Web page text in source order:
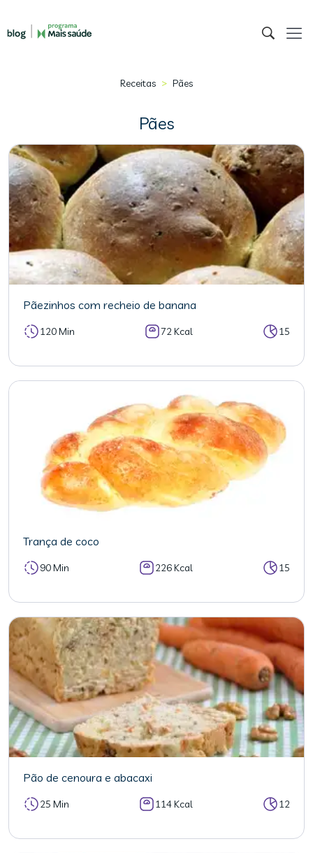
Receitas > Pães
Pães
Pãezinhos com recheio de banana
120 Min 72 Kcal 15
Trança de coco
90 Min 226 Kcal 15
Pão de cenoura e abacaxi
25 Min 114 Kcal 12